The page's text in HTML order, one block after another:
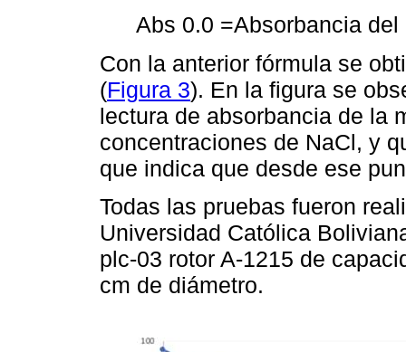
Abs 0.0 =Absorbancia
Con la anterior fórmula se
(Figura 3). En la figura se
lectura de absorbancia de la
concentraciones de NaCl, y
que indica que desde ese
Todas las pruebas fueron
Universidad Católica
plc-03 rotor A-1215 de
cm de diámetro.